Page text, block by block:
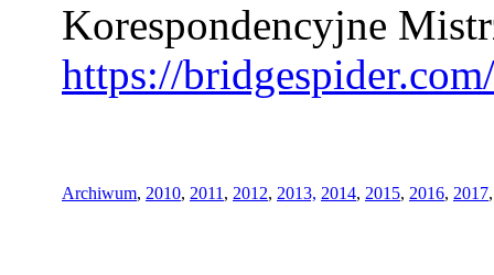
Korespondencyjne
https://
Archiwum, 2010, 2011 , 2012, 2013, 2014, 2015, 2016, 2017